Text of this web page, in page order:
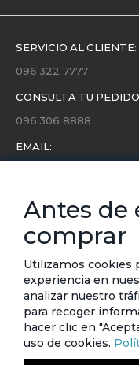
SERVICIO AL CLIENTE:
096 322 7777
CONSULTA TU
096 306 8888
EMAIL:
Conoce toda la
eventos y ofertas.
Subscríbete a nuestro
Antes de
comprar
Utilizamos cookies
experiencia en
analizar nuestro
para recoger
hacer clic en
uso de cookies.